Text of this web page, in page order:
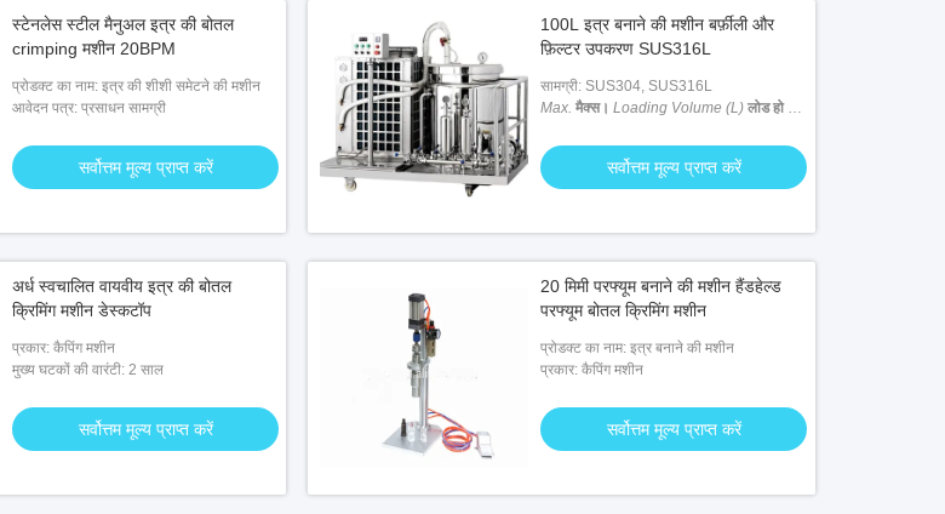
स्टेनलेस स्टील मैनुअल इत्र की बोतल
crimping मशीन 20BPM
प्रोडक्ट का नाम: इत्र की शीशी समेटने की मशीन
आवेदन पत्र: प्रसाधन सामग्री
सर्वोत्तम मूल्य प्राप्त करें
100L इत्र बनाने की मशीन बर्फ़ीली और
फ़िल्टर उपकरण SUS316L
सामग्री: SUS304, SUS316L
Max. मैक्स। Loading Volume (L) लोड हो रहा
सर्वोत्तम मूल्य प्राप्त करें
अर्ध स्वचालित वायवीय इत्र की बोतल
क्रिमिंग मशीन डेस्कटॉप
प्रकार: कैपिंग मशीन
मुख्य घटकों की वारंटी: 2 साल
सर्वोत्तम मूल्य प्राप्त करें
20 मिमी परफ्यूम बनाने की मशीन हैंडहेल्ड
परफ्यूम बोतल क्रिमिंग मशीन
प्रोडक्ट का नाम: इत्र बनाने की मशीन
प्रकार: कैपिंग मशीन
सर्वोत्तम मूल्य प्राप्त करें